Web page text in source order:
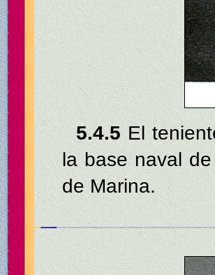
5.4.5 El
la base naval
de Marina.